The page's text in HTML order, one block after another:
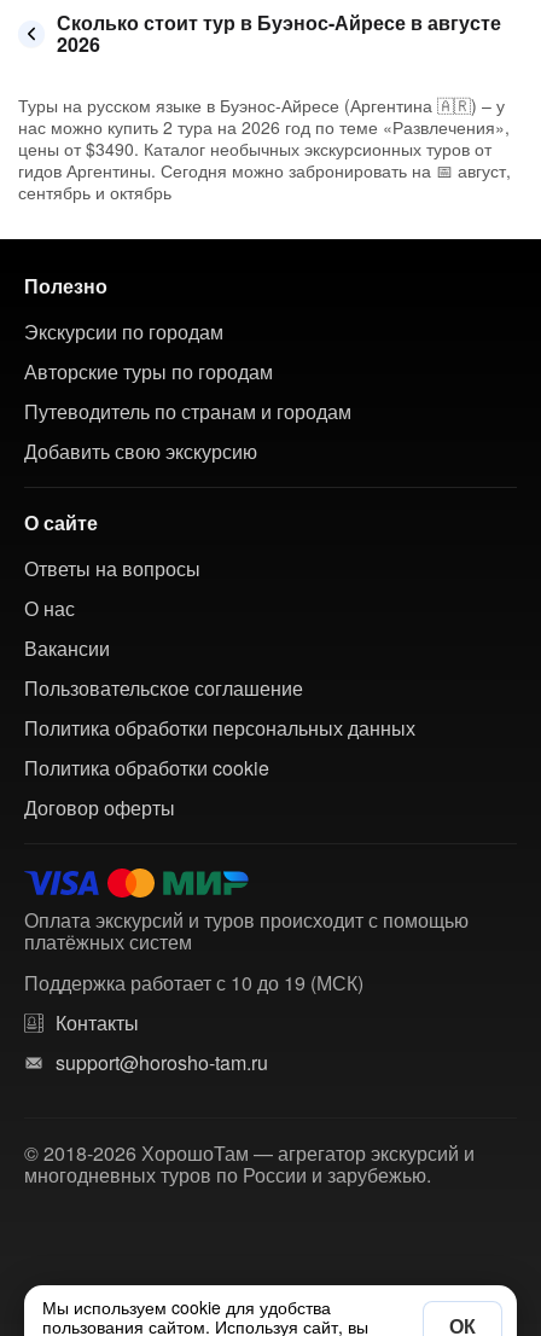
Сколько стоит тур в Буэнос-Айресе в августе
2026
Туры на русском языке в Буэнос-Айресе (Аргентина 🇦🇷) – у
нас можно купить 2 тура на 2026 год по теме «Развлечения»,
цены от $3490. Каталог необычных экскурсионных туров от
гидов Аргентины. Сегодня можно забронировать на 📅 август,
сентябрь и октябрь
Полезно
Экскурсии по городам
Авторские туры по городам
Путеводитель по странам и городам
Добавить свою экскурсию
О сайте
Ответы на вопросы
О нас
Вакансии
Пользовательское соглашение
Политика обработки персональных данных
Политика обработки cookie
Договор оферты
Оплата экскурсий и туров происходит с помощью
платёжных систем
Поддержка работает с 10 до 19 (МСК)
Контакты
support@horosho-tam.ru
© 2018-2026 ХорошоТам — агрегатор экскурсий и
многодневных туров по России и зарубежью.
Мы используем cookie для удобства
пользования сайтом. Используя сайт, вы
ОК